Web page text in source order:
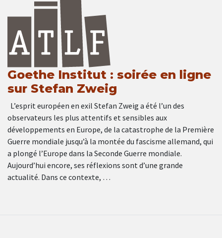
Goethe Institut : soirée en ligne
sur Stefan Zweig
L’esprit européen en exil Stefan Zweig a été l’un des
observateurs les plus attentifs et sensibles aux
développements en Europe, de la catastrophe de la Première
Guerre mondiale jusqu’à la montée du fascisme allemand, qui
a plongé l’Europe dans la Seconde Guerre mondiale.
Aujourd’hui encore, ses réflexions sont d’une grande
actualité. Dans ce contexte, …